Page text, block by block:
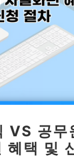
VS 공무
혜택 및